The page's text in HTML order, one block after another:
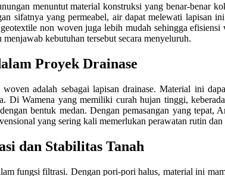
menuntut material konstruksi yang benar-benar
sifatnya yang permeabel, air dapat melewati
non woven juga lebih mudah sehingga
kebutuhan tersebut secara menyeluruh.
Proyek Drainase
adalah sebagai lapisan drainase. Material ini
Di Wamena yang memiliki curah hujan tinggi,
bentuk medan. Dengan pemasangan yang
yang sering kali memerlukan perawatan rutin dan
dan Stabilitas Tanah
fungsi filtrasi. Dengan pori-pori halus, material ini